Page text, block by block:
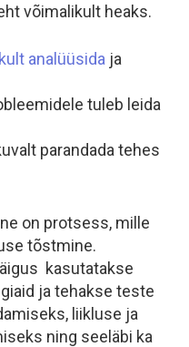
võimalikult heaks.
analüüsida ja
tuleb leida
parandada tehes
on protsess, mille
tõstmine.
kasutatakse
ja tehakse teste
liikluse ja
ning seeläbi ka